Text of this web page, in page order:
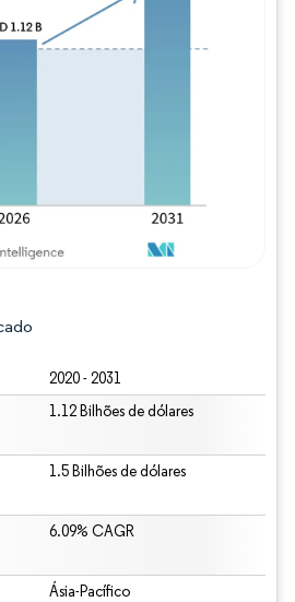
2020 - 2031
1.12 Bilhões de dólares
1.5 Bilhões de dólares
6.09% CAGR
Ásia-Pacífico